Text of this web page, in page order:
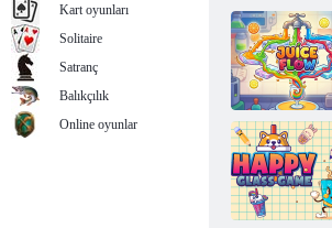
Meyve Suyu
Akışı
Kart oyunları
Solitaire
Satranç
Balıkçılık
Online oyunlar